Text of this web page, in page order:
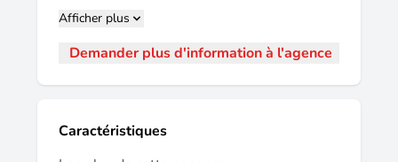
de Montpellier. Saussan est un charmant
recherchée, combinant la tranquillité avec
centre du village, à deux pas de l'école.
Vous profiterez de la proximité des petits
Afficher plus
Demander plus d'information à l'agence
Caractéristiques